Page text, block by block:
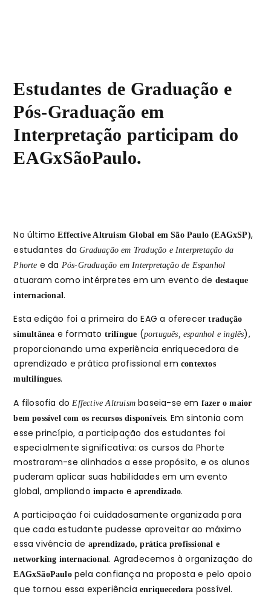
Estudantes de Graduação e
Pós-Graduação em
Interpretação participam do
EAGxSãoPaulo.
No últimoEffective Altruism Global em São Paulo (EAGxSP),
estudantes daGraduação em Tradução e Interpretação da
Phorte e da Pós-Graduação em Interpretação de Espanhol
atuaram como intérpretes em um evento de destaque
internacional.
Esta edição foi a primeira do EAG a oferecertradução
simultânea e formato trilíngue (português, espanhol e inglês),
proporcionando uma experiência enriquecedora de
aprendizado e prática profissional emcontextos
multilíngues.
A filosofia doEffective Altruism baseia-se em fazer o maior
bem possível com os recursos disponíveis. Em sintonia com
esse princípio, a participação dos estudantes foi
especialmente significativa: os cursos da Phorte
mostraram-se alinhados a esse propósito, e os alunos
puderam aplicar suas habilidades em um evento
global, ampliandoimpacto eaprendizado.
A participação foi cuidadosamente organizada para
que cada estudante pudesse aproveitar ao máximo
essa vivência de aprendizado, prática profissional e
networking internacional. Agradecemos à organização do
EAGxSãoPaulopela confiança na proposta e pelo apoio
que tornou essa experiênciaenriquecedora possível.